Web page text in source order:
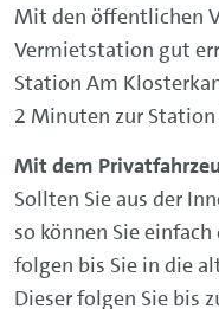
Mit den öffentlichen
Vermietstation gut
Station Am
2 Minuten zur
Mit dem
Sollten Sie aus der
so können Sie
folgen bis Sie in die
Dieser folgen Sie bis